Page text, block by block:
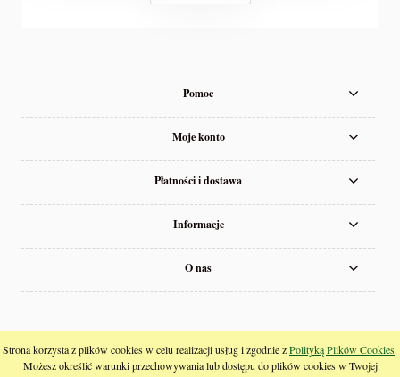
Strona korzysta z plików cookies w celu realizacji usług i zgodnie zPolityką Plików Cookies.
Możesz określić warunki przechowywania lub dostępu do plików cookies w Twojej
Pomoc
Moje konto
Płatności i dostawa
Informacje
O nas
pokaż pełną wersję strony